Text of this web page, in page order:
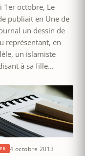
1er octobre, Le
publiait en Une de
un dessin de
représentant, en
un islamiste
à sa fille…
4 octobre 2013